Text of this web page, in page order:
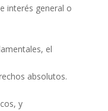
interés general o
el
absolutos.
y